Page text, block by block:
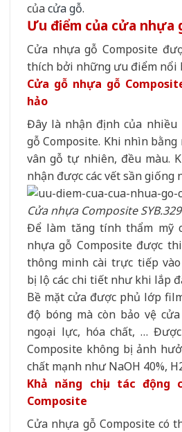
củacửa gỗ.
Ưu điểm của cửa nhựa
Cửa nhựa gỗ Composite
thích bởi những ưu điểm nổi
Cửa gỗ nhựa gỗ
hảo
Đây là nhận định của nhiều
gỗ Composite. Khi nhìn bằng
vân gỗ tự nhiên, đều màu.
nhận được các vết sần giống
Cửa nhựa Composite SYB.329
Để làm tăng tính thẩm mỹ
nhựa gỗ Composite được
thông minh cài trực tiếp
bị lộ các chi tiết như khi lắp
Bề mặt cửa được phủ lớp
độ bóng mà còn bảo vệ
ngoại lực, hóa chất, …
Composite không bị ảnh
chất mạnh như NaOH 40%,
Khả năng chịu tác động
Composite
Cửa nhựa gỗ Composite có